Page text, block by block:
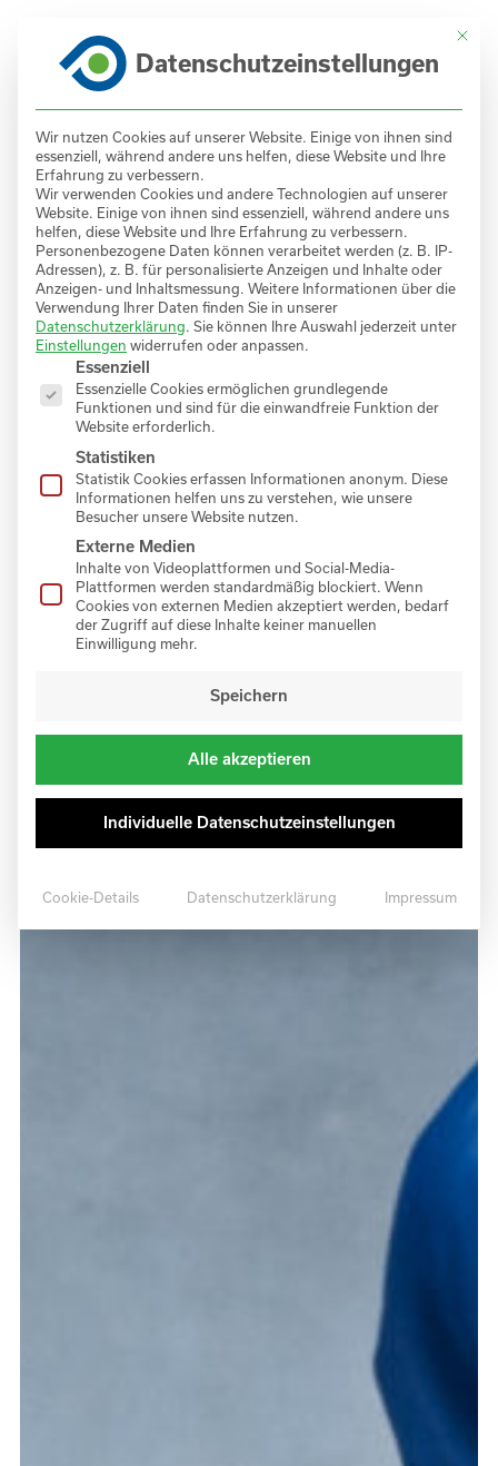
springen
PRODUKTE.
Jahrzehntelange Engineering Erfahrung sowie
die Liebe zum Detail bilden das Fundament für
Modifikationen hoher prozesstechnischer
Qualität – Es sind oft Kleinigkeiten, auf die es
DE
EN
Mit
Datenschutz­einstellungen
Wir nutzen Cookies auf unserer Website. Einige von ihnen sind
essenziell, während andere uns helfen, diese Website und Ihre
Erfahrung zu verbessern.
Wir verwenden Cookies und andere Technologien auf unserer
Website. Einige von ihnen sind essenziell, während andere uns
helfen, diese Website und Ihre Erfahrung zu verbessern.
Personenbezogene Daten können verarbeitet werden (z. B. IP-
Adressen), z. B. für personalisierte Anzeigen und Inhalte oder
Anzeigen- und Inhaltsmessung. Weitere Informationen über die
Verwendung Ihrer Daten finden Sie in unserer
Datenschutzerklärung. Sie können Ihre Auswahl jederzeit unter
Einstellungen widerrufen oder anpassen.
Es folgt eine Liste der Service-Gruppen, für die
Essenziell
Essenzielle Cookies ermöglichen grundlegende
Funktionen und sind für die einwandfreie Funktion der
Website erforderlich.
Statistiken
Statistik Cookies erfassen Informationen anonym. Diese
Informationen helfen uns zu verstehen, wie unsere
Besucher unsere Website nutzen.
Externe Medien
Inhalte von Videoplattformen und Social-Media-
Plattformen werden standardmäßig blockiert. Wenn
Cookies von externen Medien akzeptiert werden, bedarf
der Zugriff auf diese Inhalte keiner manuellen
Einwilligung mehr.
Speichern
Alle akzeptieren
Individuelle Datenschutzeinstellungen
Cookie-Details Datenschutzerklärung Impressum